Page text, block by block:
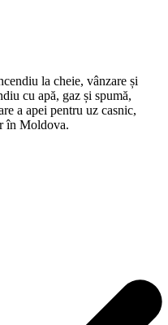
la cheie, vânzare și
cu apă, gaz și spumă,
a apei pentru uz casnic,
în Moldova.